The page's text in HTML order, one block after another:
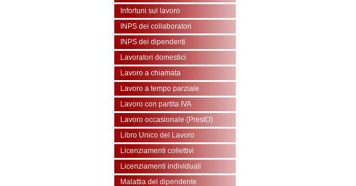
Infortuni sul lavoro
INPS dei collaboratori
INPS dei dipendenti
Lavoratori domestici
Lavoro a chiamata
Lavoro a tempo parziale
Lavoro con partita IVA
Lavoro occasionale (PrestO)
Libro Unico del Lavoro
Licenziamenti collettivi
Licenziamenti individuali
Malattia del dipendente